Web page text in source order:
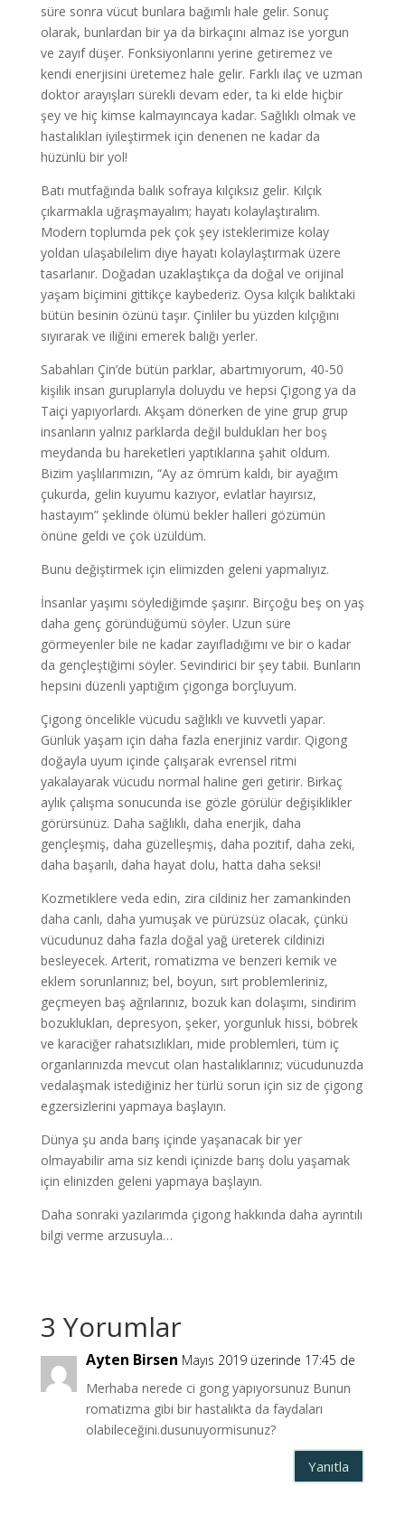
süre sonra vücut bunlara bağımlı hale gelir. Sonuç
olarak, bunlardan bir ya da birkaçını almaz ise yorgun
ve zayıf düşer. Fonksiyonlarını yerine getiremez ve
kendi enerjisini üretemez hale gelir. Farklı ilaç ve uzman
doktor arayışları sürekli devam eder, ta ki elde hiçbir
şey ve hiç kimse kalmayıncaya kadar. Sağlıklı olmak ve
hastalıkları iyileştirmek için denenen ne kadar da
hüzünlü bir yol!
Batı mutfağında balık sofraya kılçıksız gelir. Kılçık
çıkarmakla uğraşmayalım; hayatı kolaylaştıralım.
Modern toplumda pek çok şey isteklerimize kolay
yoldan ulaşabilelim diye hayatı kolaylaştırmak üzere
tasarlanır. Doğadan uzaklaştıkça da doğal ve orijinal
yaşam biçimini gittikçe kaybederiz. Oysa kılçık balıktaki
bütün besinin özünü taşır. Çinliler bu yüzden kılçığını
sıyırarak ve iliğini emerek balığı yerler.
Sabahları Çin’de bütün parklar, abartmıyorum, 40-50
kişilik insan guruplarıyla doluydu ve hepsi Çigong ya da
Taiçi yapıyorlardı. Akşam dönerken de yine grup grup
insanların yalnız parklarda değil buldukları her boş
meydanda bu hareketleri yaptıklarına şahit oldum.
Bizim yaşlılarımızın, “Ay az ömrüm kaldı, bir ayağım
çukurda, gelin kuyumu kazıyor, evlatlar hayırsız,
hastayım” şeklinde ölümü bekler halleri gözümün
önüne geldi ve çok üzüldüm.
Bunu değiştirmek için elimizden geleni yapmalıyız.
İnsanlar yaşımı söylediğimde şaşırır. Birçoğu beş on yaş
daha genç göründüğümü söyler. Uzun süre
görmeyenler bile ne kadar zayıfladığımı ve bir o kadar
da gençleştiğimi söyler. Sevindirici bir şey tabii. Bunların
hepsini düzenli yaptığım çigonga borçluyum.
Çigong öncelikle vücudu sağlıklı ve kuvvetli yapar.
Günlük yaşam için daha fazla enerjiniz vardır. Qigong
doğayla uyum içinde çalışarak evrensel ritmi
yakalayarak vücudu normal haline geri getirir. Birkaç
aylık çalışma sonucunda ise gözle görülür değişiklikler
görürsünüz. Daha sağlıklı, daha enerjik, daha
gençleşmiş, daha güzelleşmiş, daha pozitif, daha zeki,
daha başarılı, daha hayat dolu, hatta daha seksi!
Kozmetiklere veda edin, zira cildiniz her zamankinden
daha canlı, daha yumuşak ve pürüzsüz olacak, çünkü
vücudunuz daha fazla doğal yağ üreterek cildinizi
besleyecek. Arterit, romatizma ve benzeri kemik ve
eklem sorunlarınız; bel, boyun, sırt problemleriniz,
geçmeyen baş ağrılarınız, bozuk kan dolaşımı, sindirim
bozuklukları, depresyon, şeker, yorgunluk hissi, böbrek
ve karaciğer rahatsızlıkları, mide problemleri, tüm iç
organlarınızda mevcut olan hastalıklarınız; vücudunuzda
vedalaşmak istediğiniz her türlü sorun için siz de çigong
egzersizlerini yapmaya başlayın.
Dünya şu anda barış içinde yaşanacak bir yer
olmayabilir ama siz kendi içinizde barış dolu yaşamak
için elinizden geleni yapmaya başlayın.
Daha sonraki yazılarımda çigong hakkında daha ayrıntılı
bilgi verme arzusuyla…
3 Yorumlar
Ayten Birsen Mayıs 2019 üzerinde 17:45 de
Merhaba nerede ci gong yapıyorsunuz Bunun
romatizma gibi bir hastalıkta da faydaları
olabileceğini.dusunuyormisunuz?
Yanıtla